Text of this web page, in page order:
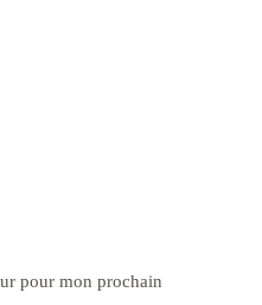
pour mon prochain